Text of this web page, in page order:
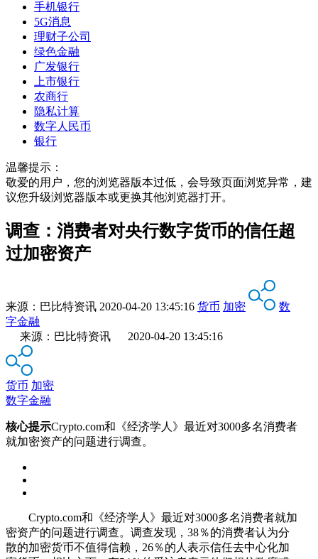
手机银行
5G消息
理财子公司
绿色金融
广发银行
上市银行
农商行
隐私计算
数字人民币
银行
温馨提示：
敬爱的用户，您的浏览器版本过低，会导致页面浏览异常，建
议您升级浏览器版本或更换其他浏览器打开。
调查：消费者对央行数字货币的信任超
过加密资产
来源： 巴比特资讯 2020-04-20 13:45:16 货币 加密
数
字金融
来源：巴比特资讯 2020-04-20 13:45:16
货币 加密
数字金融
核心提示Crypto.com和《经济学人》最近对3000多名消费者
就加密资产的问题进行调查。
Crypto.com和《经济学人》最近对3000多名消费者就加
密资产的问题进行调查。调查发现，38％的消费者认为分
散的加密货币不值得信赖，26％的人表示信任去中心化加